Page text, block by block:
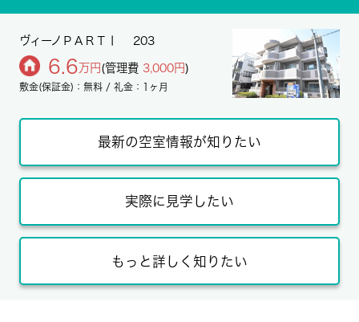
ヴィーノＰＡＲＴⅠ 203
6.6 万円 (管理費 3,000円)
敷金(保証金)：無料 / 礼金：1ヶ月
最新の空室情報が知りたい
実際に見学したい
もっと詳しく知りたい